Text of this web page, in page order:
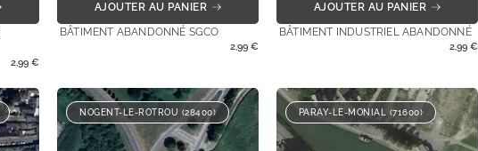
2,99€
AJOUTER AU PANIER
BÂTIMENT ABANDONNÉ SGCO
2,99 €
AJOUTER AU PANIER
BÂTIMENT INDUSTRIEL ABANDONNÉ
2,99 €
NOGENT-LE-ROTROU (28400) PARAY-LE-MONIAL (71600)